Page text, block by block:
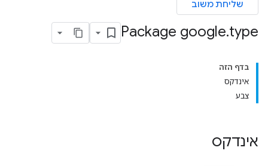
שליחת משוב
Package google.type
בדף הזה
אינדקס
צבע
אינדקס